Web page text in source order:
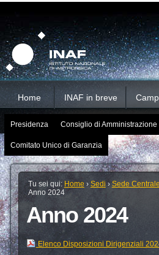
contenuti.
Salta
alla
navigazione
Home INAF in breve
Presidenza Consiglio di Amministrazione
Comitato Unico di Garanzia
Tu sei qui: Home › Sedi › Sede
Anno 2024
Anno 2024
Elenco Disposizioni Dirigenziali